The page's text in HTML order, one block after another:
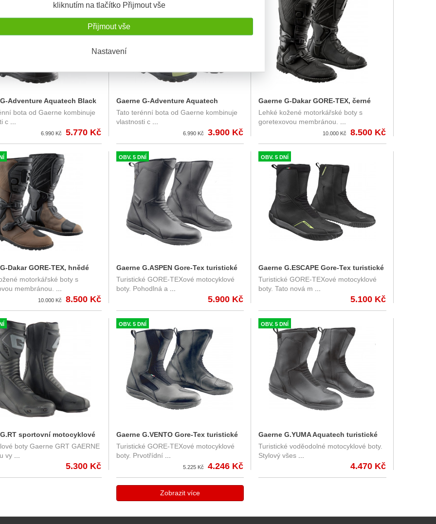
kliknutím na tlačítko Přijmout vše
Přijmout vše
Nastavení
Adventure Aquatech Black
turistická
obuv
bota od Gaerne kombinuje
c...
6.990 Kč 5.770 Kč
Gaerne G-Adventure Aquatech
Black/Forest 2023, voděodolná
turistická motocyklová obuv
Tato terénní bota od Gaerne kombinuje
vlastnosti c...
6.990 Kč 3.900 Kč
Gaerne G-Dakar GORE-TEX, černé
turistické motocyklové boty
Lehké kožené motorkářské boty s
goretexovou membránou.
10.000 Kč 8.500 Kč
Dakar GORE-TEX, hnědé
motocyklové boty
motorkářské boty s
membránou.
10.000 Kč 8.500 Kč
OBV. 5 DNÍ
Gaerne G.ASPEN Gore-Tex turistické
motocyklové boty
Turistické GORE-TEXové motocyklové
boty. Pohodlná a
5.900 Kč
OBV. 5 DNÍ
Gaerne G.ESCAPE Gore-Tex turistické
motocyklové boty
Turistické GORE-TEXové motocyklové
boty. Tato nová m
5.100 Kč
sportovní motocyklové
boty Gaerne GRT GAERNE
vy...
5.300 Kč
OBV. 5 DNÍ
Gaerne G.VENTO Gore-Tex turistické
motocyklové boty
Turistické GORE-TEXové motocyklové
boty. Prvotřídní
5.225 Kč 4.246 Kč
OBV. 5 DNÍ
Gaerne G.YUMA Aquatech turistické
motocyklové boty
Turistické voděodolné motocyklové boty.
Stylový všes
4.470 Kč
Zobrazit více